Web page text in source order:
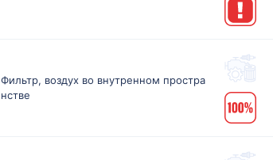
Фильтр, воздух во внутренном простра
нстве